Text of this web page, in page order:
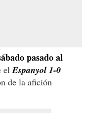
pasado al
elEspanyol 1-0
de la afición